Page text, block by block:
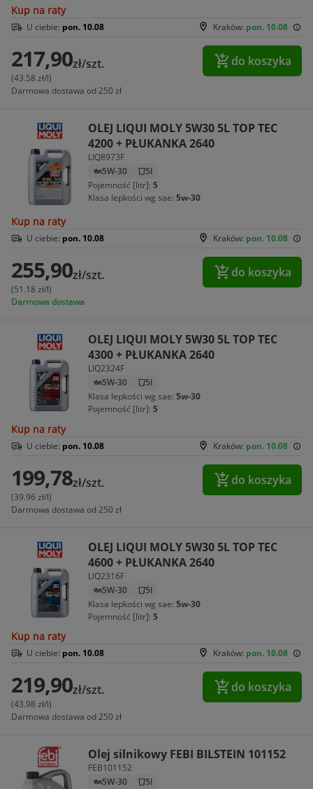
Kup na raty
Kraków: pon. 10.08
U ciebie: pon. 10.08
217,90zł/szt.
(43.58 zł/l)
Darmowa dostawa od 250 zł
do koszyka
OLEJ LIQUI MOLY 5W30 5L TOP TEC
4200 + PŁUKANKA 2640
LIQ8973F
5l
5W-30
Pojemność [litr]: 5
Klasa lepkości wg sae: 5w-30
Kup na raty
Kraków: pon. 10.08
U ciebie: pon. 10.08
255,90zł/szt.
(51.18 zł/l)
Darmowa dostawa
do koszyka
OLEJ LIQUI MOLY 5W30 5L TOP TEC
4300 + PŁUKANKA 2640
LIQ2324F
5W-30
5l
Klasa lepkości wg sae: 5w-30
Pojemność [litr]: 5
Kup na raty
Kraków: pon. 10.08
U ciebie: pon. 10.08
199,78zł/szt.
(39.96 zł/l)
Darmowa dostawa od 250 zł
do koszyka
OLEJ LIQUI MOLY 5W30 5L TOP TEC
4600 + PŁUKANKA 2640
LIQ2316F
5W-30
5l
Klasa lepkości wg sae: 5w-30
Pojemność [litr]: 5
Kup na raty
Kraków: pon. 10.08
U ciebie: pon. 10.08
219,90zł/szt.
(43.98 zł/l)
Darmowa dostawa od 250 zł
do koszyka
Olej silnikowy FEBI BILSTEIN 101152
FEB101152
5l
5W-30